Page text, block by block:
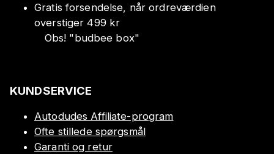
Gratis forsendelse, når ordreværdien
overstiger 499 kr
Obs! "budbee box"
KUNDSERVICE
Autodudes Affiliate-program
Ofte stillede spørgsmål
Garanti og retur